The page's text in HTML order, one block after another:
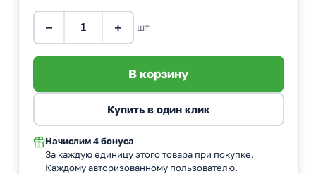
− + шт
Начислим 4 бонуса
За каждую единицу этого товара при покупке.
Каждому авторизованному пользователю.